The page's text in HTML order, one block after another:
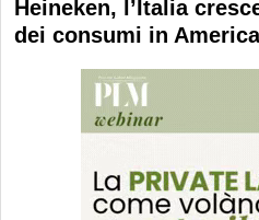
Heineken, l’Italia
dei consumi in